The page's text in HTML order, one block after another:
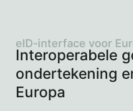
Interoperabele
ondertekening
Europa
eID-interface voor